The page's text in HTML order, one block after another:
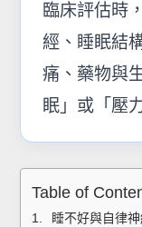
臨床評估時
經、睡眠結
痛、藥物與
眠」或「壓
Table of
睡不好與自律